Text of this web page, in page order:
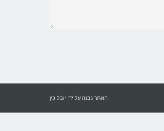
האתר נבנה על ידי יובל כץ